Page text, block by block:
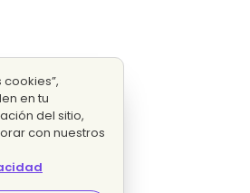
en tu
del sitio,
con nuestros